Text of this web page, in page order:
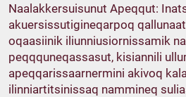
Naalakkersuisunut Apeqqut:
akuersissutigineqarpoq
oqaasiinik iliunniusiornissamik
peqqquneqassasut, kisiannili
apeqqarissaarnermini akivoq
ilinniartitsinissaq nammineq